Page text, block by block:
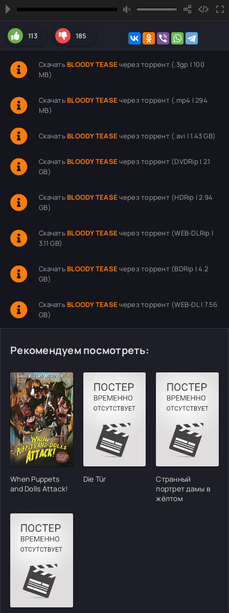
113 185
Скачать BLOODY TEASE через торрент (.3gp | 100
MB)
Скачать BLOODY TEASE через торрент (.mp4 | 294
MB)
Скачать BLOODY TEASE через торрент (.avi | 1.43 GB)
Скачать BLOODY TEASE через торрент (DVDRip | 2.1
GB)
Скачать BLOODY TEASE через торрент (HDRip | 2.94
GB)
Скачать BLOODY TEASE через торрент (WEB-DLRip |
3.11 GB)
Скачать BLOODY TEASE через торрент (BDRip | 4.2
GB)
Скачать BLOODY TEASE через торрент (WEB-DL | 7.56
GB)
Рекомендуем посмотреть:
When Puppets
and Dolls Attack!
Die Tür
Странный
портрет дамы в
жёлтом